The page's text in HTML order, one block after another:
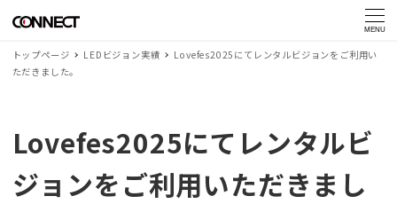
MENU
トップページ LEDビジョン実績
Lovefes2025にてレンタルビジョンをご利用い
ただきました。
Lovefes2025にてレンタルビ
ジョンをご利用いただきまし